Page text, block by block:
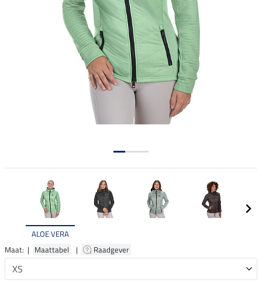
ALOE VERA
Maat: | Maattabel | Raadgever